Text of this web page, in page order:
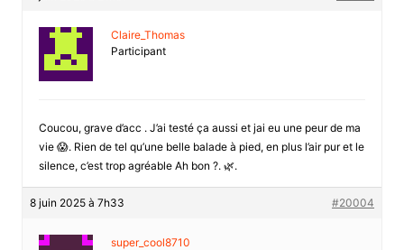
Claire_Thomas
Participant
Coucou, grave d’acc . J’ai testé ça aussi et jai eu une peur de ma
vie 😱. Rien de tel qu’une belle balade à pied, en plus l’air pur et le
silence, c’est trop agréable Ah bon ?. 🌿.
8 juin 2025 à 7h33 #20004
super_cool8710